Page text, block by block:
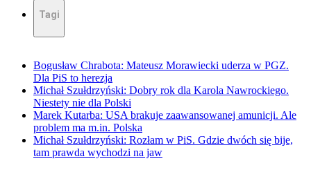
Tagi
Bogusław Chrabota: Mateusz Morawiecki uderza w PGZ.
Dla PiS to herezja
Michał Szułdrzyński: Dobry rok dla Karola Nawrockiego.
Niestety nie dla Polski
Marek Kutarba: USA brakuje zaawansowanej amunicji. Ale
problem ma m.in. Polska
Michał Szułdrzyński: Rozłam w PiS. Gdzie dwóch się bije,
tam prawda wychodzi na jaw